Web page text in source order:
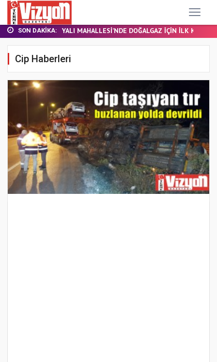
SON DAKIKA:
TERME MHP’DE KONGRE HEYECANI
YALI MAHALLESİ’NDE DOĞALGAZ İÇİN İLK KAZ...
BAŞKAN ŞENOL KUL: “TERME'DE YOL YATIRIML...
YALI MAHALLESİ’NDE DOĞALGAZ İÇİN İLK KAZ...
Cip Haberleri